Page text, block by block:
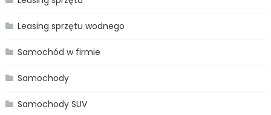
Leasing sprzętu wodnego
Samochód w firmie
Samochody
Samochody SUV